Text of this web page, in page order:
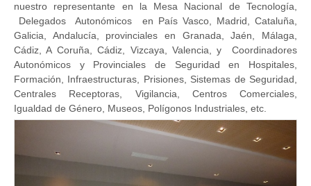
nuestro representante en la Mesa Nacional de Tecnología,
Delegados Autonómicos en País Vasco, Madrid, Cataluña,
Galicia, Andalucía, provinciales en Granada, Jaén, Málaga,
Cádiz, A Coruña, Cádiz, Vizcaya, Valencia, y Coordinadores
Autonómicos y Provinciales de Seguridad en Hospitales,
Formación, Infraestructuras, Prisiones, Sistemas de Seguridad,
Centrales Receptoras, Vigilancia, Centros Comerciales,
Igualdad de Género, Museos, Polígonos Industriales, etc.